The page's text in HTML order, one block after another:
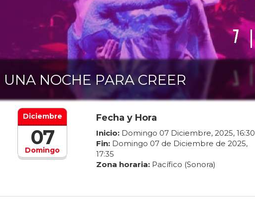
UNA NOCHE PARA CREER
Domingo
Diciembre
07
Fecha y Hora
Inicio: Domingo 07 Diciembre, 2025, 16:30
Fin: Domingo 07de Diciembre de 2025,
17:35
Zona horaria: Pacífico (Sonora)